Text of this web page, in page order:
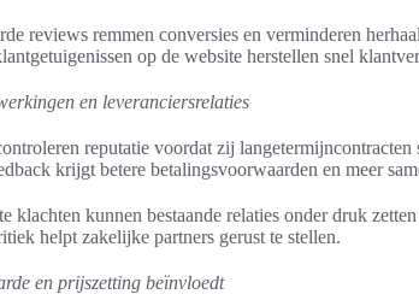
reviews remmen conversies en verminderen
op de website herstellen snel
en leveranciersrelaties
reputatie voordat zij
krijgt betere betalingsvoorwaarden en meer
klachten kunnen bestaande relaties onder druk
helpt zakelijke partners gerust te stellen.
en prijszetting beïnvloedt